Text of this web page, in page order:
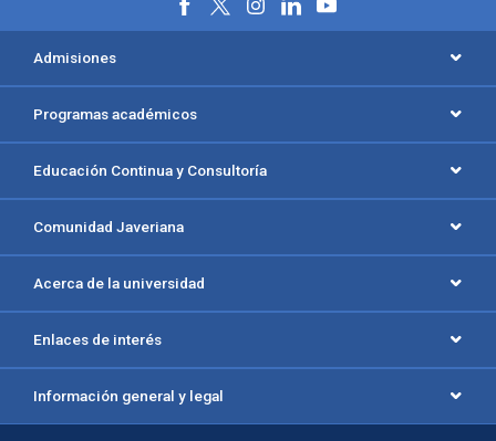
Menú principal del footer
Admisiones
Programas académicos
Educación Continua y Consultoría
Comunidad Javeriana
Acerca de la universidad
Enlaces de interés
Información general y legal